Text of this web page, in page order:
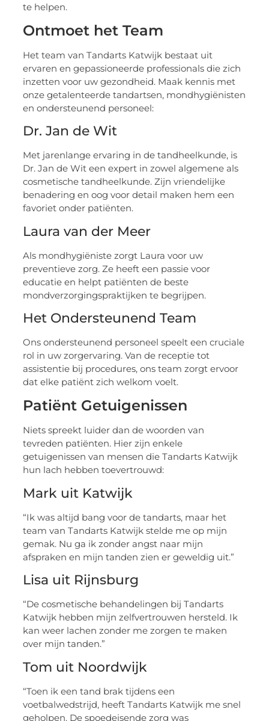
te helpen.
Ontmoet het Team
Het team van Tandarts Katwijk bestaat uit
ervaren en gepassioneerde professionals die zich
inzetten voor uw gezondheid. Maak kennis met
onze getalenteerde tandartsen, mondhygiënisten
en ondersteunend personeel:
Dr. Jan de Wit
Met jarenlange ervaring in de tandheelkunde, is
Dr. Jan de Wit een expert in zowel algemene als
cosmetische tandheelkunde. Zijn vriendelijke
benadering en oog voor detail maken hem een
favoriet onder patiënten.
Laura van der Meer
Als mondhygiëniste zorgt Laura voor uw
preventieve zorg. Ze heeft een passie voor
educatie en helpt patiënten de beste
mondverzorgingspraktijken te begrijpen.
Het Ondersteunend Team
Ons ondersteunend personeel speelt een cruciale
rol in uw zorgervaring. Van de receptie tot
assistentie bij procedures, ons team zorgt ervoor
dat elke patiënt zich welkom voelt.
Patiënt Getuigenissen
Niets spreekt luider dan de woorden van
tevreden patiënten. Hier zijn enkele
getuigenissen van mensen die Tandarts Katwijk
hun lach hebben toevertrouwd:
Mark uit Katwijk
“Ik was altijd bang voor de tandarts, maar het
team van Tandarts Katwijk stelde me op mijn
gemak. Nu ga ik zonder angst naar mijn
afspraken en mijn tanden zien er geweldig uit.”
Lisa uit Rijnsburg
“De cosmetische behandelingen bij Tandarts
Katwijk hebben mijn zelfvertrouwen hersteld. Ik
kan weer lachen zonder me zorgen te maken
over mijn tanden.”
Tom uit Noordwijk
“Toen ik een tand brak tijdens een
voetbalwedstrijd, heeft Tandarts Katwijk me snel
geholpen. De spoedeisende zorg was